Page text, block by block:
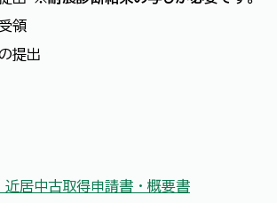
領
の提出
近居中古取得申請書・概要書